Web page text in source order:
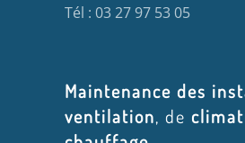
Tél : 03 27 97 53 05
Maintenance des
ventilation, de